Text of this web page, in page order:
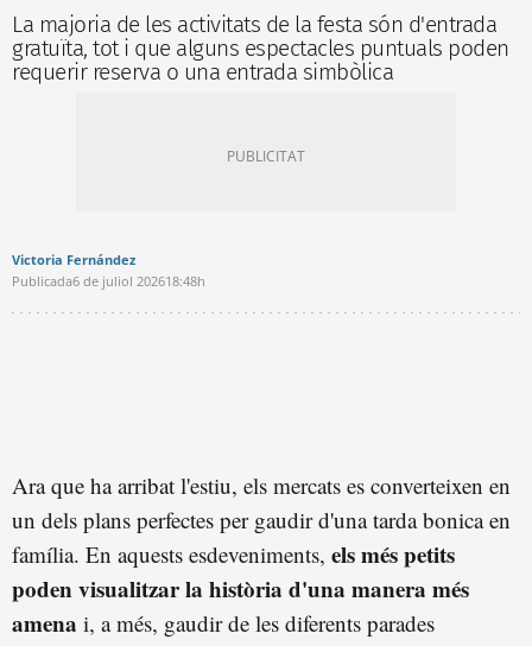
La majoria de les activitats de la festa són d'entrada
gratuïta, tot i que alguns espectacles puntuals poden
requerir reserva o una entrada simbòlica
Victoria Fernández
Publicada6 de juliol 202618:48h
Ara que ha arribat l'estiu, els mercats es converteixen en
un dels plans perfectes per gaudir d'una tarda bonica en
família. En aquests esdeveniments, els més petits
poden visualitzar la història d'una manera més
amena i, a més, gaudir de les diferents parades